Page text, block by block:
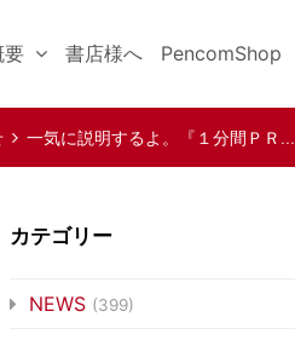
要 書店様へ PencomShop
一気に説明するよ。『１分間ＰＲ…
カテゴリー
NEWS (399)